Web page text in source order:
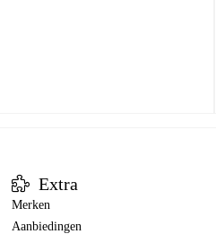
Extra
Merken
Aanbiedingen